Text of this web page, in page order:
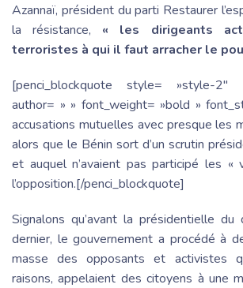
Azannaï, président du parti Restaurer
la résistance, « les dirigeants
terroristes à qui il faut arracher le
[penci_blockquote style= »style-
author= » » font_weight= »bold »
accusations mutuelles avec presque les
alors que le Bénin sort d’un scrutin
et auquel n’avaient pas participé les «
l’opposition.[/penci_blockquote]
Signalons qu’avant la présidentielle du
dernier, le gouvernement a procédé à
masse des opposants et activistes
raisons, appelaient des citoyens à une